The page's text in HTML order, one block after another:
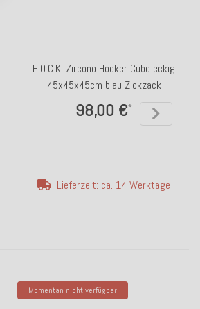
H.O.C.K. Zircono Hocker Cube eckig
45x45x45cm blau Zickzack
98,00 €*
Lieferzeit: ca. 14 Werktage
Momentan nicht verfügbar